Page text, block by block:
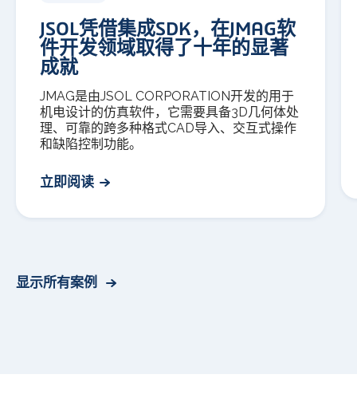
JSOL凭借集成SDK，在JMAG软
件开发领域取得了十年的显著
成就
JMAG是由JSOL CORPORATION开发的用于
机电设计的仿真软件，它需要具备3D几何体处
理、可靠的跨多种格式CAD导入、交互式操作
和缺陷控制功能。
立即阅读
显示所有案例